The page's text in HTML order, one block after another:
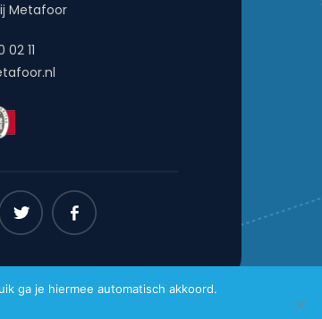
Metafoor
11
ga je hiermee automatisch akkoord.